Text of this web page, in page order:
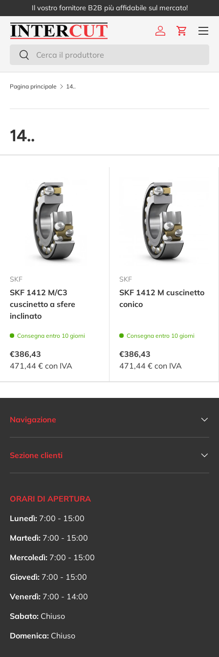
Passa ai contenuti
Il vostro fornitore B2B più affidabile sul mercato!
CercaCerca
AccediCarrello
Menu
Pagina principale 14..
14..
SKF
SKF 1412 M/C3
cuscinetto a sfere
inclinato
Consegna entro 10 giorni
€386,43
471,44 € con IVA
SKF
SKF 1412 M cuscinetto
conico
Consegna entro 10 giorni
€386,43
471,44 € con IVA
Navigazione
Sezione clienti
ORARI DI APERTURA
Lunedì: 7:00 - 15:00
Martedì: 7:00 - 15:00
Mercoledì: 7:00 - 15:00
Giovedì: 7:00 - 15:00
Venerdì: 7:00 - 14:00
Sabato: Chiuso
Domenica: Chiuso